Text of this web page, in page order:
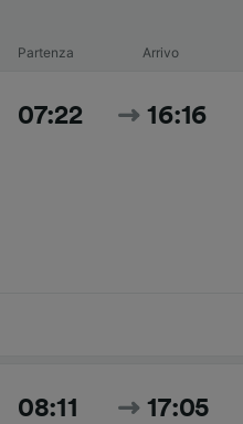
Partenza Arrivo
07:22 16:16
08:11 17:05